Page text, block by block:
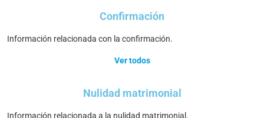
Confirmación
Información relacionada con la confirmación.
Ver todos
Nulidad matrimonial
Información relacionada a la nulidad matrimonial.